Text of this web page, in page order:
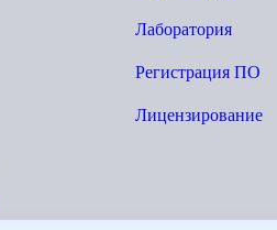
Лаборатория
Регистрация ПО
Лицензирование